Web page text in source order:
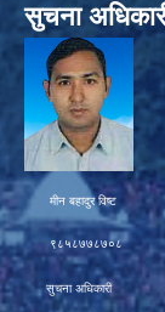
सुचना
मीन बहादुर
सुचना